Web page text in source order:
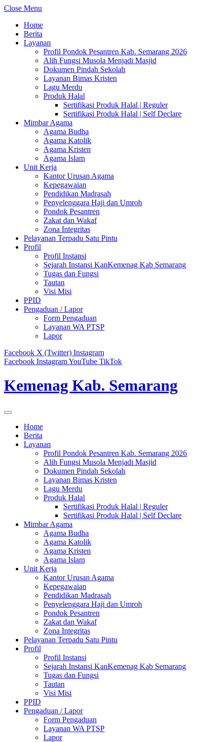
Close Menu
Home
Berita
Layanan
Profil Pondok Pesantren Kab. Semarang 2026
Alih Fungsi Musola Menjadi Masjid
Dokumen Pindah Sekolah
Layanan Bimas Kristen
Lagu Merdu
Produk Halal
Sertifikasi Produk Halal | Reguler
Sertifikasi Produk Halal | Self Declare
Mimbar Agama
Agama Budha
Agama Katolik
Agama Kristen
Agama Islam
Unit Kerja
Kantor Urusan Agama
Kepegawaian
Pendidikan Madrasah
Penyelenggara Haji dan Umroh
Pondok Pesantren
Zakat dan Wakaf
Zona Integritas
Pelayanan Terpadu Satu Pintu
Profil
Profil Instansi
Sejarah Instansi KanKemenag Kab Semarang
Tugas dan Fungsi
Tautan
Visi Misi
PPID
Pengaduan / Lapor
Form Pengaduan
Layanan WA PTSP
Lapor
Facebook X (Twitter) Instagram
Facebook InstagramYouTube TikTok
Kemenag Kab. Semarang
Home
Berita
Layanan
Profil Pondok Pesantren Kab. Semarang 2026
Alih Fungsi Musola Menjadi Masjid
Dokumen Pindah Sekolah
Layanan Bimas Kristen
Lagu Merdu
Produk Halal
Sertifikasi Produk Halal | Reguler
Sertifikasi Produk Halal | Self Declare
Mimbar Agama
Agama Budha
Agama Katolik
Agama Kristen
Agama Islam
Unit Kerja
Kantor Urusan Agama
Kepegawaian
Pendidikan Madrasah
Penyelenggara Haji dan Umroh
Pondok Pesantren
Zakat dan Wakaf
Zona Integritas
Pelayanan Terpadu Satu Pintu
Profil
Profil Instansi
Sejarah Instansi KanKemenag Kab Semarang
Tugas dan Fungsi
Tautan
Visi Misi
PPID
Pengaduan / Lapor
Form Pengaduan
Layanan WA PTSP
Lapor